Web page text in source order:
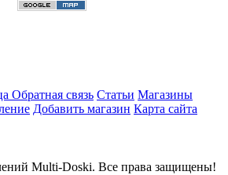
Обратная связь Статьи Магазины
Добавить магазин Карта сайта
Multi-Doski. Все права защищены!